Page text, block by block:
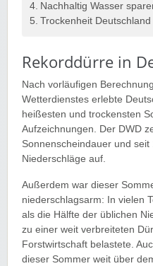
Nachhaltig Wasser
Trockenheit Deutschland
Rekorddürre in
Nach vorläufigen
Wetterdienstes erlebte
heißesten und trockensten
Aufzeichnungen. Der DWD
Sonnenscheindauer und
Niederschläge auf.
Außerdem war dieser
niederschlagsarm: In vielen
als die Hälfte der üblichen
zu einer weit verbreiteten
Forstwirtschaft belastete.
dieser Sommer weit über